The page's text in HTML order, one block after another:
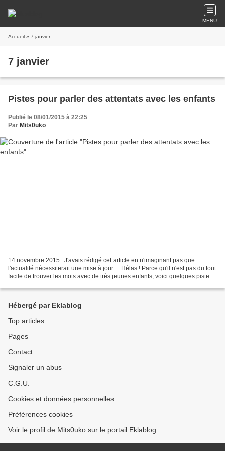
MENU
Accueil » 7 janvier
7 janvier
Pistes pour parler des attentats avec les enfants
Publié le 08/01/2015 à 22:25
Par Mits0uko
14 novembre 2015 : J'avais rédigé cet article en n'imaginant pas que
l'actualité nécessiterait une mise à jour ... Hélas ! Parce qu'il n'est pas du tout
facile de trouver les mots avec de très jeunes enfants, voici quelques pistes
Hébergé par Eklablog
Top articles
Pages
Contact
Signaler un abus
C.G.U.
Cookies et données personnelles
Préférences cookies
Voir le profil de Mits0uko sur le portail Eklablog